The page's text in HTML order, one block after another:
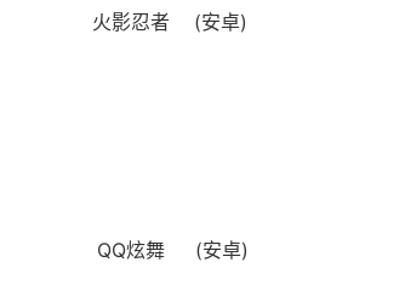
火影忍者 (安卓)
QQ炫舞 (安卓)